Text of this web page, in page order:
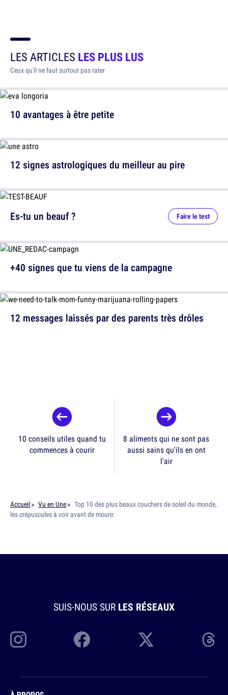
LES ARTICLES LES PLUS LUS
Ceux qu'il ne faut surtout pas rater
10 avantages à être petite
12 signes astrologiques du meilleur au pire
12 messages laissés par des parents très drôles
Es-tu un beauf ? Faire le test
+40 signes que tu viens de la campagne
10 conseils utiles quand tu
commences à courir
8 aliments qui ne sont pas
aussi sains qu'ils en ont
l'air
Accueil Vu en Une
Top 10 des plus beaux couchers de soleil du monde,
les crépuscules à voir avant de mourir
SUIS-NOUS SUR LES RÉSEAUX